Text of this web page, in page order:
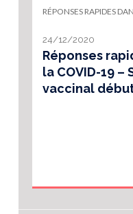
RÉPONSES RAPIDES
24/12/2020
Réponses
la COVID-19
vaccinal